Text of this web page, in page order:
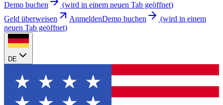
Demo buchen (wird in einem neuen Tab geöffnet)
Geld überweisen
AnmeldenDemo buchen (wird in einem
neuen Tab geöffnet)
DE